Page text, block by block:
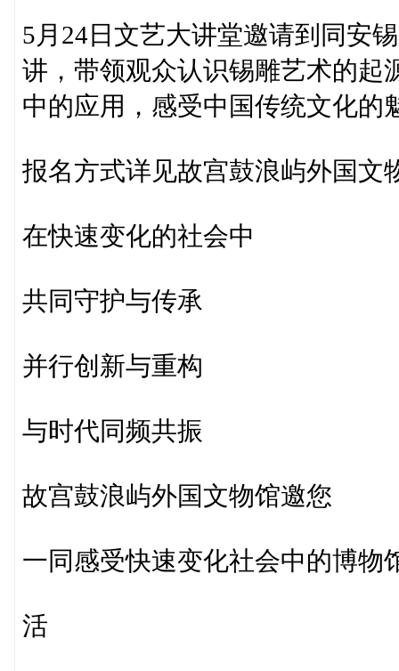
5月24日文艺大讲堂邀请到同安
讲，带领观众认识锡雕艺术的起
中的应用，感受中国传统文化的
报名方式详见故宫鼓浪屿外国文
在快速变化的社会中
共同守护与传承
并行创新与重构
与时代同频共振
故宫鼓浪屿外国文物馆邀您
一同感受快速变化社会中的博物
活